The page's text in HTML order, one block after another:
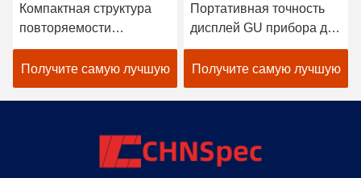
Компактная структура
повторяемости
блескомера 0,2%ГУ ДИН
67530 0.1ГУ цифров
Получите самую лучшую
Портативная точность
дисплей GU прибора для
измерения блеска 1
краски автомобиля 60
градусов
Получите самую лучшую